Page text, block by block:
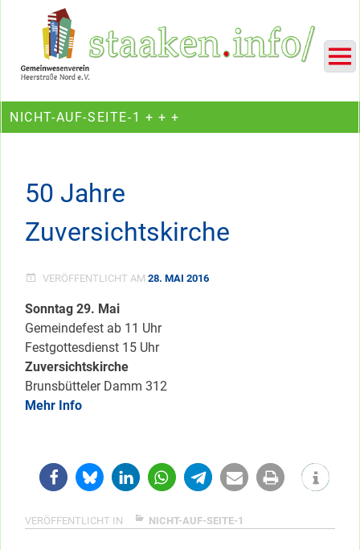
Ein Projekt des Gemeinwesenvereins Heerstraße Nord
NICHT-AUF-SEITE-1 + + +
50 Jahre
Zuversichtskirche
VERÖFFENTLICHT AM 28. MAI 2016
Sonntag 29. Mai
Gemeindefest ab 11 Uhr
Festgottesdienst 15 Uhr
Zuversichtskirche
Brunsbütteler Damm 312
Mehr Info
VERÖFFENTLICHT IN NICHT-AUF-SEITE-1